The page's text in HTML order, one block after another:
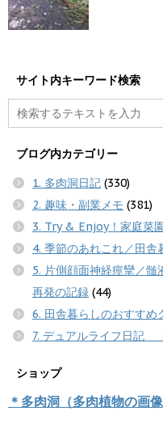
サイト内キーワード検索
ブログ内カテゴリー
1. 多肉洞日記 (330)
2. 趣味・副業メモ (381)
3. Try & Enjoy！家庭菜
4. 季節のあれこれ／田舎
5. 片側顔面神経痙攣／髄
再発の記録 (44)
6. 田舎暮らしのおすすめ
7. デュアルライフ日記
ショップ
＊多肉洞（多肉植物の画